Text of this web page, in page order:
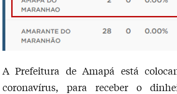
A Prefeitura de Amapá está
coronavírus, para receber o